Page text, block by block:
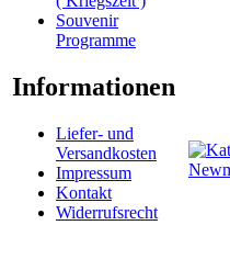
Souvenir
Programme
Informationen
Liefer- und
Versandkosten
Impressum
Kontakt
Widerrufsrecht